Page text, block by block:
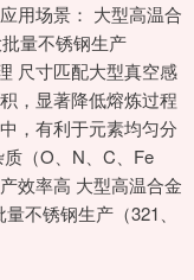
用场景： 大型高温合
量不锈钢生产
尺寸匹配大型真空感
，显著降低熔炼过程
，有利于元素均匀分
（O、N、C、Fe
效率高 大型高温合金
不锈钢生产（321、